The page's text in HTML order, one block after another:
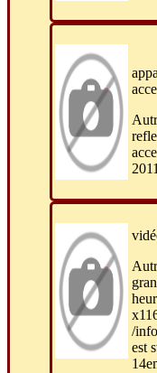
2011
/
est